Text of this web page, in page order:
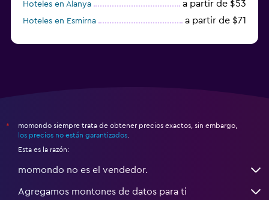
Hoteles en Alanya
a partir de $53
Hoteles en Esmirna a partir de $71
*
momondo siempre trata de obtener precios exactos, sin embargo,
los precios no están garantizados
Esta es la razón:
momondo no es el vendedor.
Agregamos montones de datos para ti